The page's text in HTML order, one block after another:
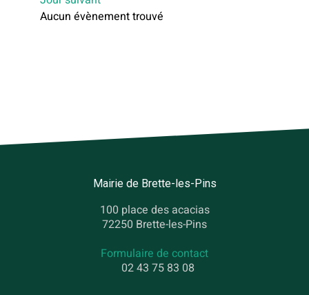
Aucun évènement trouvé
Mairie de Brette-les-Pins
100 place des acacias
72250 Brette-les-Pins
Formulaire de contact
02 43 75 83 08